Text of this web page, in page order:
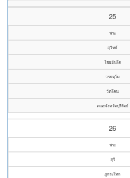
25
พระ
สุวิทย์
ไชยยันโต
วรธมฺโม
วัดโคน
คณะจังหวัดบุรีรัมย์
26
พระ
สุรี
ภูกระโทก